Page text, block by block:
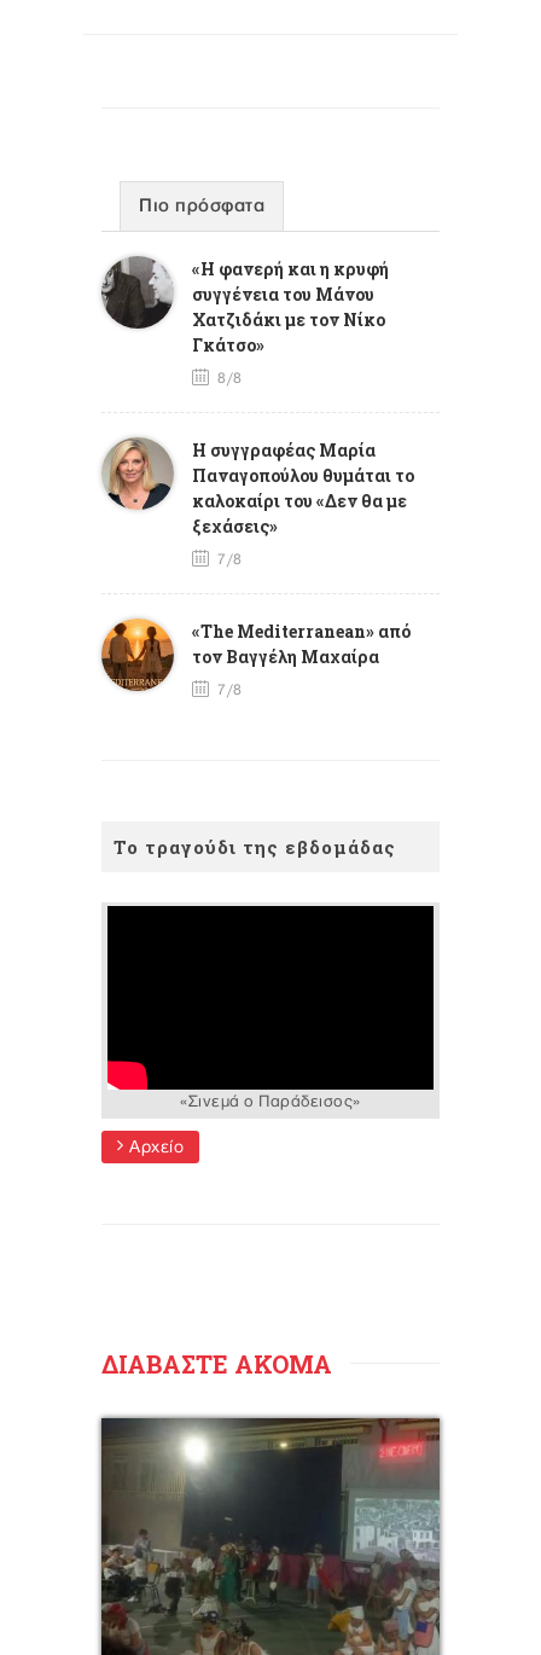
Πιο πρόσφατα
«Η φανερή και η κρυφή
συγγένεια του Μάνου
Χατζιδάκι με τον Νίκο
Γκάτσο»
8/8
Η συγγραφέας Μαρία
Παναγοπούλου θυμάται το
καλοκαίρι του «Δεν θα με
ξεχάσεις»
7/8
«The Mediterranean» από
τον Βαγγέλη Μαχαίρα
7/8
Το τραγούδι της εβδομάδας
«Σινεμά ο Παράδεισος»
Αρχείο
ΔΙΑΒΑΣΤΕ ΑΚΟΜΑ